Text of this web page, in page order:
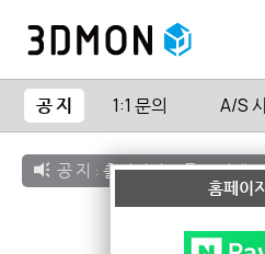
공 지 1:1 문의 A/S
공 지 : 출력서비스 종료 안내
홈페이